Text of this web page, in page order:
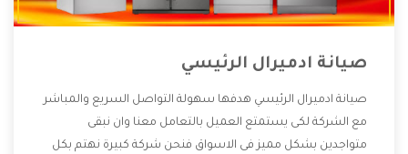
صيانة ادميرال الرئيسي
صيانة ادميرال الرئيسي هدفها سهولة التواصل السريع والمباشر
مع الشركة لكى يستمتع العميل بالتعامل معنا وان نبقى
متواجدين بشكل مميز فى الاسواق فنحن شركة كبيرة نهتم بكل